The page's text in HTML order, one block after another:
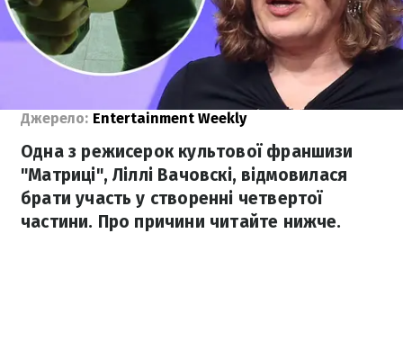
Джерело: Entertainment Weekly
Одна з режисерок культової франшизи
"Матриці", Ліллі Вачовскі, відмовилася
брати участь у створенні четвертої
частини. Про причини читайте нижче.